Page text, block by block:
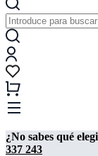
¿No sabes qué
337 243